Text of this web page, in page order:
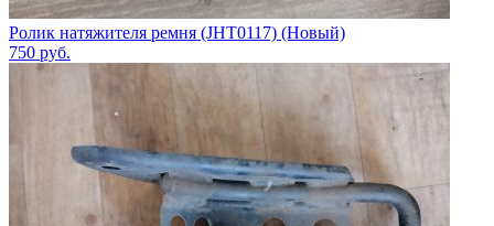
Ролик натяжителя ремня (JHT0117) (Новый)
750 руб.